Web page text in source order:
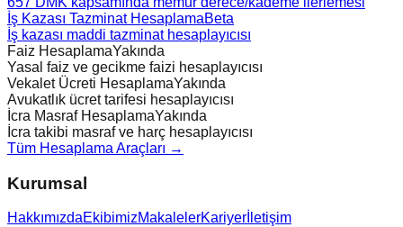
İş Kazası Tazminat HesaplamaBeta
İş kazası maddi tazminat hesaplayıcısı
Faiz HesaplamaYakında
Yasal faiz ve gecikme faizi hesaplayıcısı
Vekalet Ücreti HesaplamaYakında
Avukatlık ücret tarifesi hesaplayıcısı
İcra Masraf HesaplamaYakında
İcra takibi masraf ve harç hesaplayıcısı
Tüm Hesaplama Araçları →
Kurumsal
HakkımızdaEkibimizMakalelerKariyer İletişim